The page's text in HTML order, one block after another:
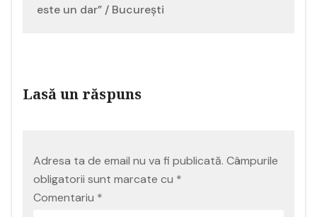
este un dar” / București
Lasă un răspuns
Adresa ta de email nu va fi publicată. Câmpurile
obligatorii sunt marcate cu *
Comentariu *